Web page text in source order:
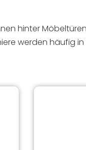
hinter
werden häufig